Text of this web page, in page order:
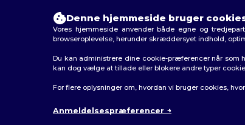
2026. Alle rettigheder
Denne hjemmeside bruger
Vores hjemmeside anvender både egne og
browseroplevelse, herunder skræddersyet indhold,
Du kan administrere dine cookie-præferencer når som
kan dog vælge at tillade eller blokere andre typer
For flere oplysninger om, hvordan vi bruger cookies,
Anmeldelsespræferencer